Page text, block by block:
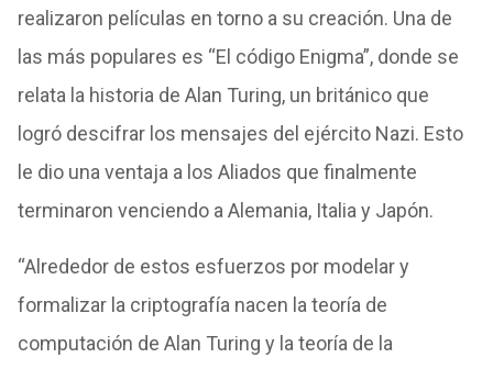
realizaron películas en torno a su creación. Una de
las más populares es “El código Enigma”, donde se
relata la historia de Alan Turing, un británico que
logró descifrar los mensajes del ejército Nazi. Esto
le dio una ventaja a los Aliados que finalmente
terminaron venciendo a Alemania, Italia y Japón.
“Alrededor de estos esfuerzos por modelar y
formalizar la criptografía nacen la teoría de
computación de Alan Turing y la teoría de la